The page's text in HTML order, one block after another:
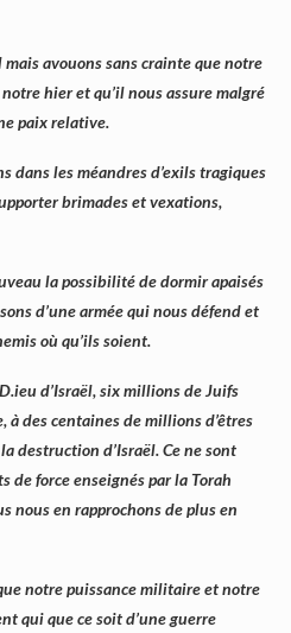
mais avouons sans crainte que notre
hier et qu’il nous assure malgré
paix relative.
dans les méandres d’exils tragiques
brimades et vexations,
la possibilité de dormir apaisés
d’une armée qui nous défend et
où qu’ils soient.
d’Israël, six millions de Juifs
des centaines de millions d’êtres
destruction d’Israël. Ce ne sont
de force enseignés par la Torah
nous en rapprochons de plus en
notre puissance militaire et notre
qui que ce soit d’une guerre